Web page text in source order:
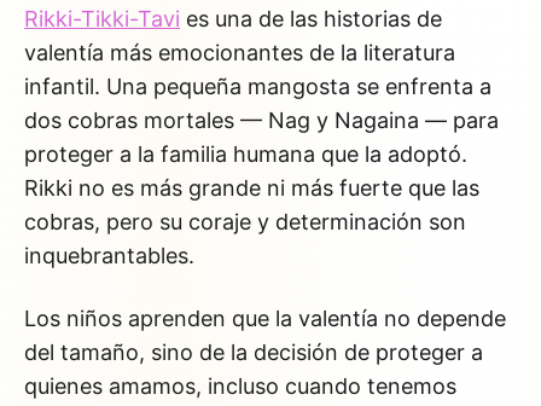
Rikki-Tikki-Tavi es una de las historias de
valentía más emocionantes de la literatura
infantil. Una pequeña mangosta se enfrenta a
dos cobras mortales — Nag y Nagaina — para
proteger a la familia humana que la adoptó.
Rikki no es más grande ni más fuerte que las
cobras, pero su coraje y determinación son
inquebrantables.
Los niños aprenden que la valentía no depende
del tamaño, sino de la decisión de proteger a
quienes amamos, incluso cuando tenemos